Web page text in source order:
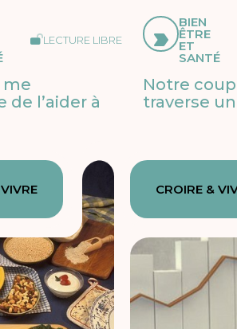
LECTURE LIBRE
me
de l’aider à
BIEN
ÊTRE
ET
SANTÉ
Notre
traverse
CROIRE &